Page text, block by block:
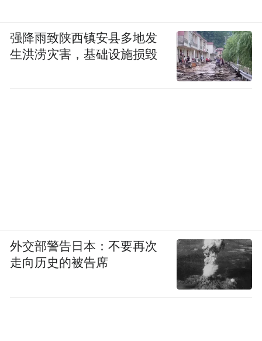
强降雨致陕西镇安县多地发
生洪涝灾害，基础设施损毁
外交部警告日本：不要再次
走向历史的被告席